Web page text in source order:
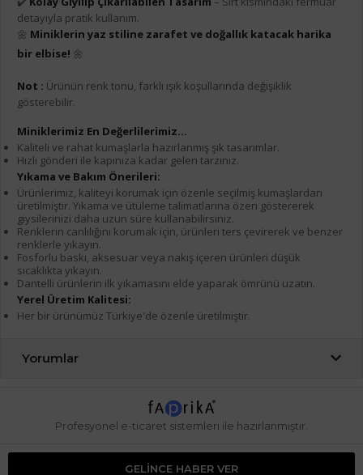
GELINCE HABER VER
detayıyla pratik kullanım.
🌼 Miniklerin yaz stiline zarafet ve doğallık katacak harika
bir elbise! 🌼
Not : Ürünün renk tonu, farklı ışık koşullarında değişiklik
gösterebilir.
Miniklerimiz En Değerlilerimiz...
Kaliteli ve rahat kumaşlarla hazırlanmış şık tasarımlar.
Hızlı gönderi ile kapınıza kadar gelen tarzınız.
Yıkama ve Bakım Önerileri:
Ürünlerimiz, kaliteyi korumak için özenle seçilmiş kumaşlardan
üretilmiştir. Yıkama ve ütüleme talimatlarına özen göstererek
giysilerinizi daha uzun süre kullanabilirsiniz.
Renklerin canlılığını korumak için, ürünleri ters çevirerek ve benzer
renklerle yıkayın.
Fosforlu baskı, aksesuar veya nakış içeren ürünleri düşük
sıcaklıkta yıkayın.
Dantelli ürünlerin ilk yıkamasını elde yaparak ömrünü uzatın.
Yerel Üretim Kalitesi:
Her bir ürünümüz Türkiye'de özenle üretilmiştir.
Yorumlar
Profesyonel e-ticaret sistemleri ile hazırlanmıştır.